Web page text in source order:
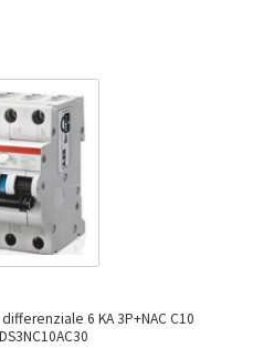
6 KA 3P+NAC C10
DS3NC10AC30